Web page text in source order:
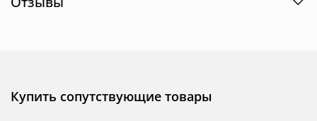
Купить сопутствующие товары